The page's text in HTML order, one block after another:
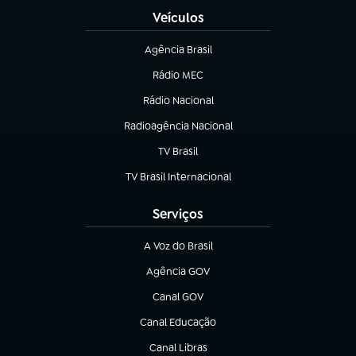
Veículos
Agência Brasil
(abre em nova aba)
Rádio MEC
Rádio Nacional
(abre em nova aba)
Radioagência Nacional
(abre em nova aba)
TV Brasil
(abre em nova aba)
TV Brasil Internacional
(abre em nova aba)
Serviços
A Voz do Brasil
(abre em nova aba)
Agência GOV
(abre em nova aba)
Canal GOV
(abre em nova aba)
Canal Educação
(abre em nova aba)
Canal Libras
(abre em nova aba)